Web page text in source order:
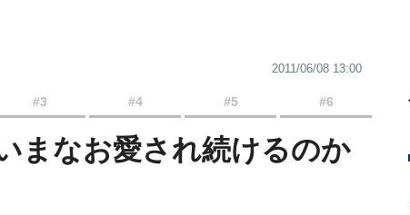
2011/06/08 13:00
#3 #4 #5 #6
まなお愛され続けるのか